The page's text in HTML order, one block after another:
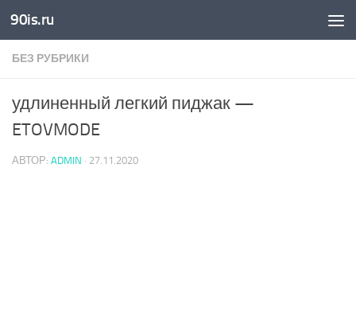
Skip to content
90is.ru
БЕЗ РУБРИКИ
удлиненный легкий пиджак —
ETOVMODE
АВТОР: ADMIN · 27.11.2020